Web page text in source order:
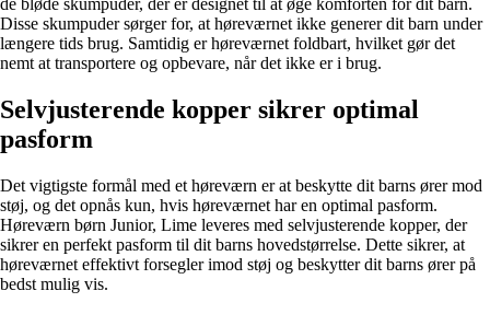
Disse skumpuder sørger for, at høreværnet ikke generer dit barn under
længere tids brug. Samtidig er høreværnet foldbart, hvilket gør det
nemt at transportere og opbevare, når det ikke er i brug.
Selvjusterende kopper sikrer optimal
pasform
Det vigtigste formål med et høreværn er at beskytte dit barns ører mod
støj, og det opnås kun, hvis høreværnet har en optimal pasform.
Høreværn børn Junior, Lime leveres med selvjusterende kopper, der
sikrer en perfekt pasform til dit barns hovedstørrelse. Dette sikrer, at
høreværnet effektivt forsegler imod støj og beskytter dit barns ører på
bedst mulig vis.